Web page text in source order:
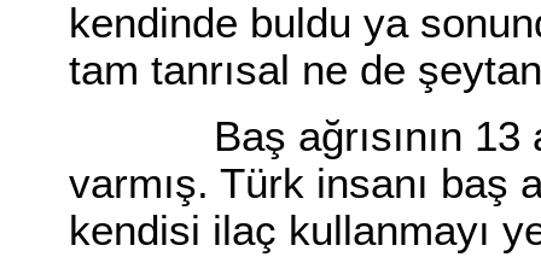
kendinde buldu ya
tam tanrısal ne de
Baş ağrısının 13
varmış. Türk insanı baş
kendisi ilaç kullanmayı